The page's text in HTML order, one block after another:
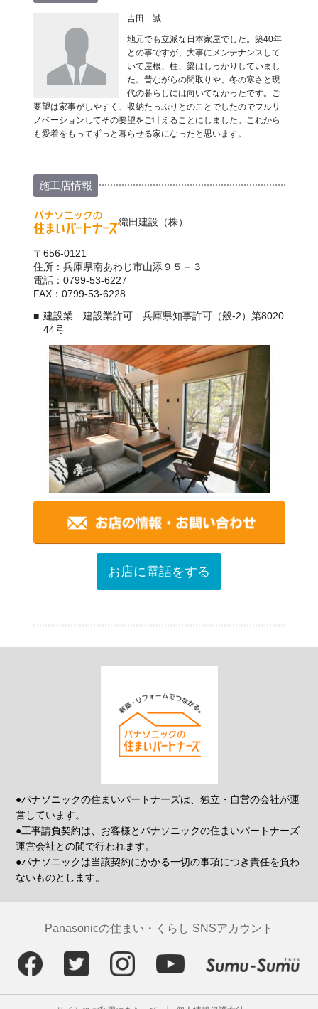
吉田 誠
地元でも立派な日本家屋でした。築40年
との事ですが、大事にメンテナンスして
いて屋根、柱、梁はしっかりしていまし
た。昔ながらの間取りや、冬の寒さと現
代の暮らしには向いてなかったです。ご
要望は家事がしやすく、収納たっぷりとのことでしたのでフルリ
ノベーションしてその要望をご叶えることにしました。これから
も愛着をもってずっと暮らせる家になったと思います。
施工店情報
織田建設（株）
〒656-0121
住所：兵庫県南あわじ市山添９５－３
電話：0799-53-6227
FAX：0799-53-6228
建設業 建設業許可 兵庫県知事許可（般-2）第8020
44号
お店に電話をする
●パナソニックの住まいパートナーズは、独立・自営の会社が運
営しています。
●工事請負契約は、お客様とパナソニックの住まいパートナーズ
運営会社との間で行われます。
●パナソニックは当該契約にかかる一切の事項につき責任を負わ
ないものとします。
Panasonicの住まい・くらし SNSアカウント